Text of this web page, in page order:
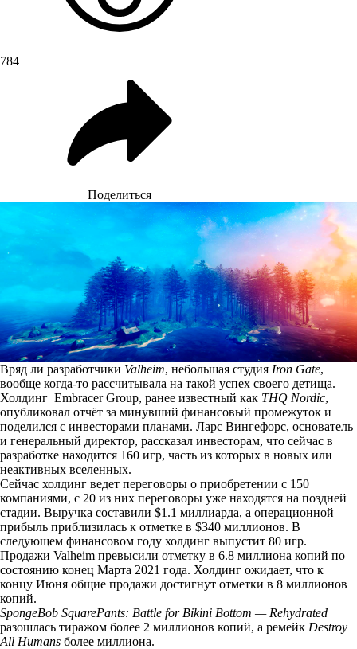
784
Поделиться
Вряд ли разработчики Valheim, небольшая студия Iron Gate,
вообще когда-то рассчитывала на такой успех своего детища.
Холдинг Embracer Group, ранее известный как THQ Nordic,
опубликовал отчёт за минувший финансовый промежуток и
поделился с инвесторами планами. Ларс Вингефорс, основатель
и генеральный директор, рассказал инвесторам, что сейчас в
разработке находится 160 игр, часть из которых в новых или
неактивных вселенных.
Сейчас холдинг ведет переговоры о приобретении с 150
компаниями, с 20 из них переговоры уже находятся на поздней
стадии. Выручка составили $1.1 миллиарда, а операционной
прибыль приблизилась к отметке в $340 миллионов. В
следующем финансовом году холдинг выпустит 80 игр.
Продажи Valheim превысили отметку в 6.8 миллиона копий по
состоянию конец Марта 2021 года. Холдинг ожидает, что к
концу Июня общие продажи достигнут отметки в 8 миллионов
копий.
SpongeBob SquarePants: Battle for Bikini Bottom — Rehydrated
разошлась тиражом более 2 миллионов копий, а ремейк Destroy
All Humans более миллиона.